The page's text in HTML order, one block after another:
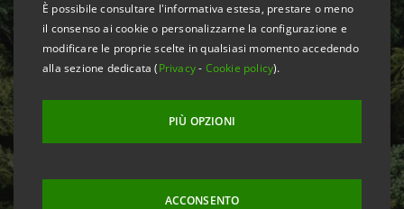
È possibile consultare l'informativa estesa, prestare o meno
il consenso ai cookie o personalizzarne la configurazione e
modificare le proprie scelte in qualsiasi momento accedendo
alla sezione dedicata (Privacy- Cookie policy).
PIÙ OPZIONI
ACCONSENTO